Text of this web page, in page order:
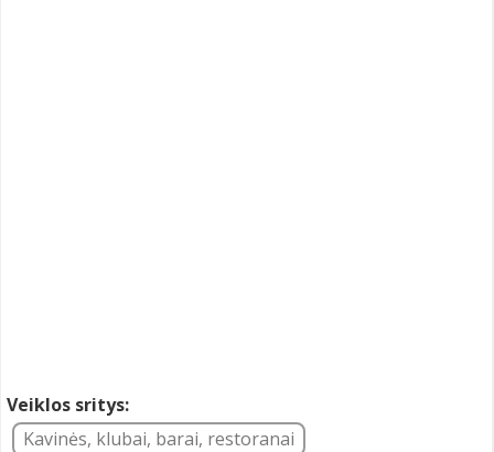
Veiklos sritys:
Kavinės, klubai, barai, restoranai